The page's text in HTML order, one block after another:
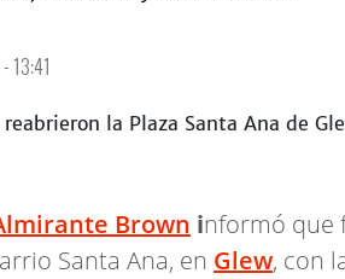
13:41
Brown informó que
Santa Ana, en Glew, con